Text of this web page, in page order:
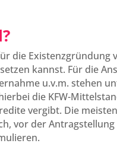
die Existenzgründung
kannst. Für die
u.v.m. stehen
die KFW-
vergibt. Die
vor der